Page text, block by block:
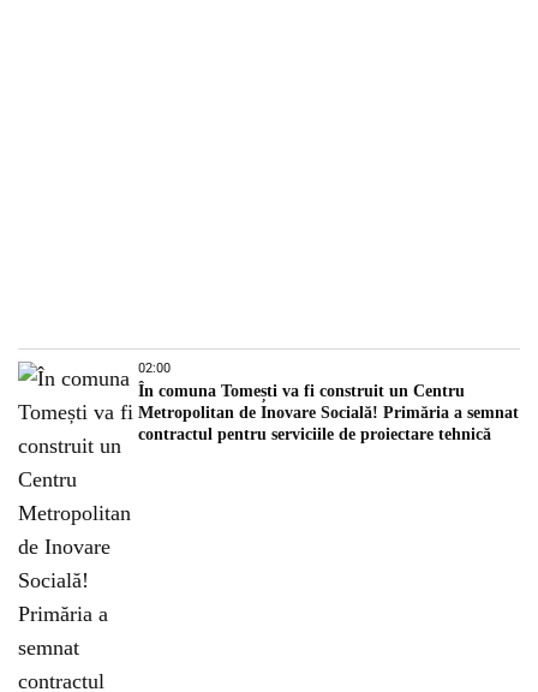
02:00
În comuna Tomești va fi construit un Centru
Metropolitan de Inovare Socială! Primăria a semnat
contractul pentru serviciile de proiectare tehnică